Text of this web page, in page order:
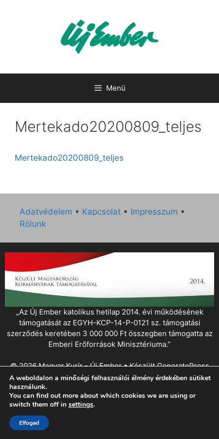
Menü
Mertekado20200809_teljes
Mertekado20200809_teljes
Adatvédelem • Kapcsolat • Impresszum •
Rólunk
„Az Új Ember katolikus hetilap 2014. évi működésének
támogatását az EGYH-KCP-14-P-0121 sz. támogatási
szerződés keretében 3 000 000 Ft összegben támogatta az
Emberi Erőforrások Minisztériuma.”
© 2026 Magyar Kurír - Új Ember• KészültGeneratePress
A weboldalon a minőségi felhasználói élmény érdekében sütiket
használunk.
You can find out more about which cookies we are using or
switch them off in settings.
Elfogad